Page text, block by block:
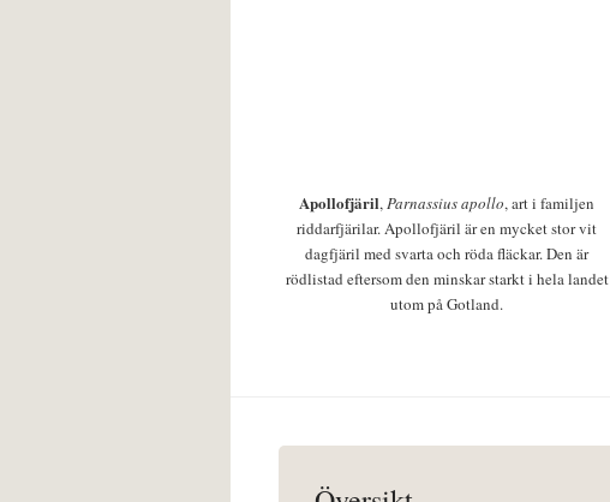
Apollofjäril,Parnassius apollo, art i familjen
riddarfjärilar. Apollofjäril är en mycket stor vit
dagfjäril med svarta och röda fläckar. Den är
rödlistad eftersom den minskar starkt i hela landet
utom på Gotland.